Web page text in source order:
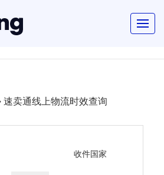
速卖通线上物流时效查询
收件国家